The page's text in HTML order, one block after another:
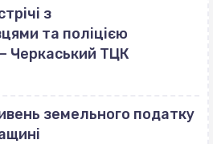
з
та поліцією
Черкаський ТЦК
земельного податку